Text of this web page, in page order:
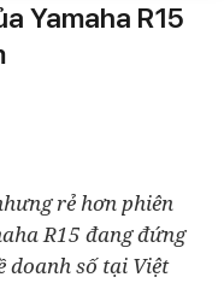
Yamaha R15
rẻ hơn phiên
R15 đang đứng
doanh số tại Việt